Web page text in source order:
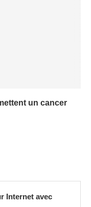
un cancer
Internet avec